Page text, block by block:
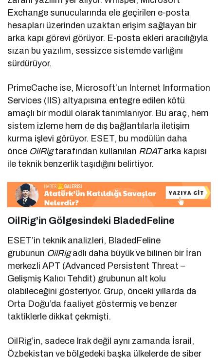
Exchange sunucularında ele geçirilen e-posta
hesapları üzerinden uzaktan erişim sağlayan bir
arka kapı görevi görüyor. E-posta ekleri aracılığıyla
sızan bu yazılım, sessizce sistemde varlığını
sürdürüyor.
PrimeCache ise, Microsoft’un Internet Information
Services (IIS) altyapısına entegre edilen kötü
amaçlı bir modül olarak tanımlanıyor. Bu araç, hem
sistem izleme hem de dış bağlantılarla iletişim
kurma işlevi görüyor. ESET, bu modülün daha
önce OilRigtarafından kullanılan RDATarka kapısı
ile teknik benzerlik taşıdığını belirtiyor.
OilRig’in Gölgesindeki BladedFeline
ESET’in teknik analizleri, BladedFeline
grubunun OilRigadlı daha büyük ve bilinen bir İran
merkezli APT (Advanced Persistent Threat –
Gelişmiş Kalıcı Tehdit) grubunun alt kolu
olabileceğini gösteriyor. Grup, önceki yıllarda da
Orta Doğu’da faaliyet göstermiş ve benzer
taktiklerle dikkat çekmişti.
OilRig’in, sadece Irak değil aynı zamanda İsrail,
Özbekistan ve bölgedeki başka ülkelerde de siber